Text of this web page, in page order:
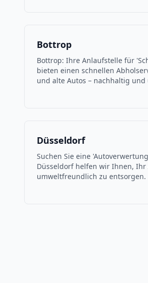
Bottrop
Bottrop: Ihre Anlaufstelle für
bieten einen schnellen
und alte Autos – nachhaltig
Düsseldorf
Suchen Sie eine
Düsseldorf helfen wir Ihnen,
umweltfreundlich zu entsorgen.